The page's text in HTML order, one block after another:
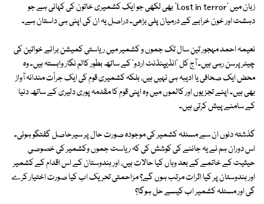
زبان میں 'Lost in terror' بھی لکھی جو ایک کشمیری خاتون کی کہانی ہے جو
دہشت اور خون خرابے کے درمیان پلی بڑھی۔ دراصل یہ ان کی اپنی ہی داستان ہے۔
نعیمہ احمد مہجور تین سال تک جموں و کشمیر میں ریاستی کمیشن برائے خواتین کی
چیئرپرسن رہی ہیں۔ آج کل 'انڈیپنڈنٹ اردو' کے ساتھ بطور کالم نگار وابستہ ہیں۔ وہ
محض ایک صحافی یا ادیبہ ہی نہیں ہیں، بلکہ کشمیری قوم کی ایک جرأت مندانہ آواز
بھی ہیں۔ اپنے تجزیوں اور کالموں میں وہ اپنی قوم کا مقدمہ پوری دلیری کے ساتھ دنیا
کے سامنے پیش کرتی ہیں۔
گذشتہ دنوں ان سے مسئلہ کشمیر کی موجودہ صورت حال پر سیرحاصل گفتگو ہوئی۔
اس دوران ہم نے یہ جاننے کی کوشش کی کہ ریاست جموں وکشمیر کی خصوصی
حیثیت کے خاتمے کے بعد وہاں کیا حالات ہیں، اور ہندوستان کے اس اقدام کے کشمیر
اور ہندوستان پر کیا اثرات مرتب ہوں گے؟ مزاحمتی تحریک اب کیا صورت اختیار کرے
گی اور مسئلہ کشمیر اب کیسے حل ہوگا؟